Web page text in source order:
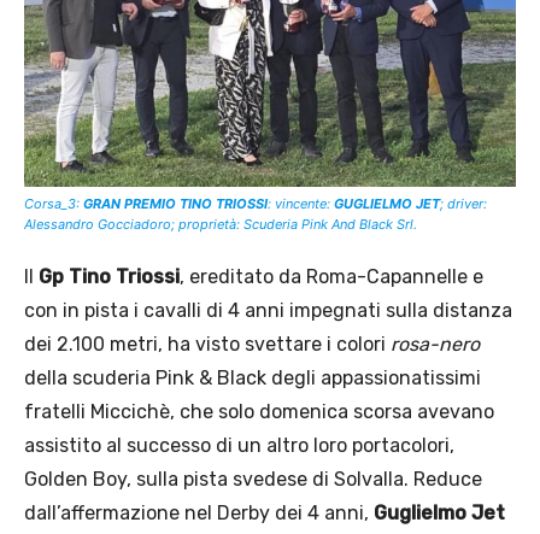
Corsa_3: GRAN PREMIO TINO TRIOSSI: vincente: GUGLIELMO JET; driver:
Alessandro Gocciadoro; proprietà: Scuderia Pink And Black Srl.
Gp Tino Triossi, ereditato da Roma-Capannelle e
con in pista i cavalli di 4 anni impegnati sulla distanza
dei 2.100 metri, ha visto svettare i colori rosa-nero
della scuderia Pink & Black degli appassionatissimi
fratelli Miccichè, che solo domenica scorsa avevano
assistito al successo di un altro loro portacolori,
Golden Boy, sulla pista svedese di Solvalla. Reduce
dall’affermazione nel Derby dei 4 anni, Guglielmo Jet